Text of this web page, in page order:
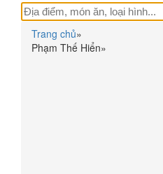
Trang chủ»
Phạm Thế Hiển»